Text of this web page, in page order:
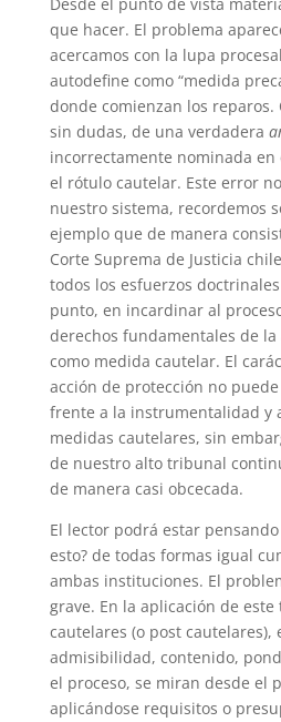
que hacer. El problema
acercamos con la lupa
autodefine como “medida
donde comienzan los reparos.
sin dudas, de una verdadera
incorrectamente nominada
el rótulo cautelar. Este error
nuestro sistema, recordemos
ejemplo que de manera
Corte Suprema de Justicia
todos los esfuerzos
punto, en incardinar al
derechos fundamentales de
como medida cautelar. El
acción de protección no
frente a la instrumentalidad y
medidas cautelares, sin
de nuestro alto tribunal
de manera casi obcecada.
El lector podrá estar
esto? de todas formas igual
ambas instituciones. El
grave. En la aplicación de
cautelares (o post cautelares),
admisibilidad, contenido,
el proceso, se miran desde el
aplicándose requisitos o